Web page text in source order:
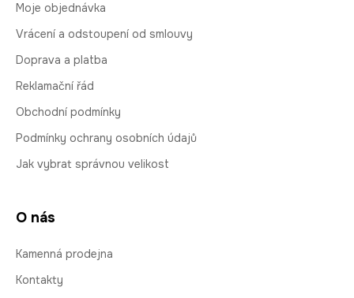
Moje objednávka
Vrácení a odstoupení od smlouvy
Doprava a platba
Reklamační řád
Obchodní podmínky
Podmínky ochrany osobních údajů
Jak vybrat správnou velikost
O nás
Kamenná prodejna
Kontakty